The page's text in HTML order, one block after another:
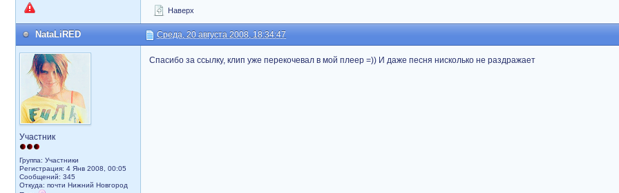
Наверх
NataLiRED Среда, 20 августа 2008, 18:34:47
Участник
Группа: Участники
Регистрация: 4 Янв 2008, 00:05
Сообщений: 345
Откуда: почти Нижний Новгород
Спасибо за ссылку, клип уже перекочевал в мой плеер =)) И даже песня нисколько не раздражает